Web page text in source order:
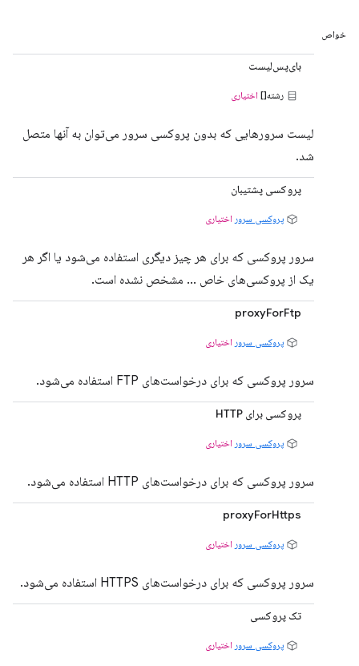
خواص
بای‌پس‌لیست
رشته[] اختیاری
لیست سرورهایی که بدون پروکسی سرور می‌توان به آنها متصل
شد.
پروکسی پشتیبان
پروکسی سرور اختیاری
سرور پروکسی که برای هر چیز دیگری استفاده می‌شود یا اگر هر
یک از پروکسی‌های خاص ... مشخص نشده است.
proxyForFtp
پروکسی سرور اختیاری
سرور پروکسی که برای درخواست‌های FTP استفاده می‌شود.
پروکسی برای HTTP
پروکسی سرور اختیاری
سرور پروکسی که برای درخواست‌های HTTP استفاده می‌شود.
proxyForHttps
پروکسی سرور اختیاری
سرور پروکسی که برای درخواست‌های HTTPS استفاده می‌شود.
تک پروکسی
پروکسی سرور اختیاری